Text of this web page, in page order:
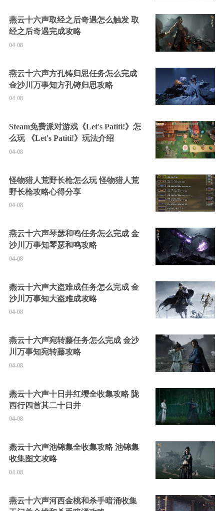
燕云十六声取经之后奇遇怎么触发 取
经之后奇遇完成攻略
04-08
燕云十六声方孔铸归思任务怎么完成
金沙川万事知方孔铸归思攻略
04-08
Steam免费派对游戏《Let's Patiti!》怎
么玩 《Let's Patiti!》玩法介绍
04-08
怪物猎人荒野长枪怎么玩 怪物猎人荒
野长枪攻略心得分享
04-08
燕云十六声琴瑟和鸣任务怎么完成 金
沙川万事知琴瑟和鸣攻略
04-08
燕云十六声大盗难成任务怎么完成 金
沙川万事知大盗难成攻略
04-08
燕云十六声宛转藤任务怎么完成 金沙
川万事知宛转藤攻略
04-08
燕云十六声十日井红缨全收集攻略 陇
西行四首其二十日井
04-08
燕云十六声池锦集全收集攻略 池锦集
收集图文攻略
04-08
燕云十六声河西金桃和杀手暗涌收集